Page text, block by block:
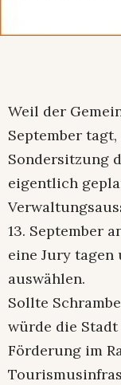
Weil der
September
Sondersitzung
eigentlich
13. September
eine Jury
auswählen.
Sollte
würde die
Förderung im